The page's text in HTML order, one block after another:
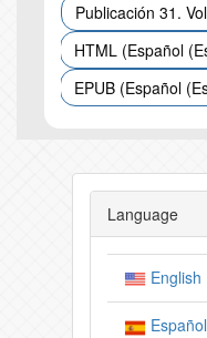
Publicación 31.
HTML (Español
EPUB (Español
Language
English